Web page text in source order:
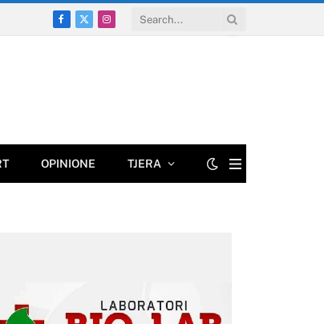
Facebook
X
Instagram
OPINIONE TJERA